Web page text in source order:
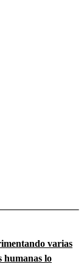
varias
humanas lo